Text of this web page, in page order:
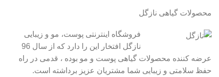
محصولات گیاهی نازگل
فروشگاه اینترنتی پوست، مو و زیبایی
نازگل افتخار این را دارد که از سال 96
عرضه کننده محصولات گیاهی پوست و مو بوده ، قدمی در راه
حفظ سلامتی و زیبایی شما مشتریان عزیز برداشته است.